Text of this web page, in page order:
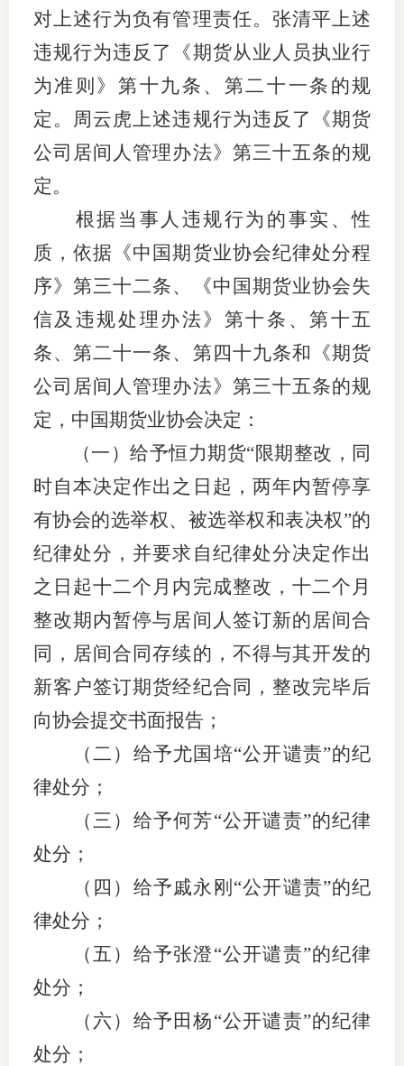
对上述行为负有管理责任。张清平上述
违规行为违反了《期货从业人员执业行
为准则》第十九条、第二十一条的规
定。 周云虎上述违规行为违反 了
《期货
公司居间人管理办法》第三十五条的规
定。
根据当事人违规行为的事实、性
质，依据 《中国期货业协会纪律处分程
序》第三十二条、
《中国期货业协会失
信及违规处理办法》 第十条、第十五
条、第二十一条、第四十九条和
《期货
公司居间人管理办法》第三十五条的规
定，中 国期货业协会决定：
（一）给予恒力期货“限期整改，同
时自本决定作出之日起，两年内暂停享
有协会的选举权、被选举权和表决权”的
纪律处分，并要求自纪律处分决定作出
之日起十二个月内完成整改，十二个月
整改期内暂停与居间人签订新的居间合
同，居间合同存续的，不得与其开发的
新客户签订期货经纪合同，整改完毕后
向协会提交书面报告；
（二） 给予尤国培“公开谴责”的纪
律处分；
（三）给予何芳“公开谴责”的纪律
处分；
（四）给予戚永刚 “公开谴责”的纪
律处分；
（五）给予张澄“公开谴责”的纪律
处分；
（六）给予田杨“公开谴责”的纪律
处分；